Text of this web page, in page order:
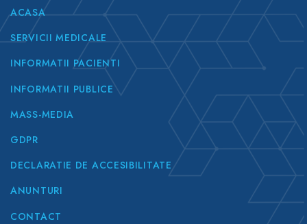
ACASA
SERVICII MEDICALE
INFORMATII PACIENTI
INFORMATII PUBLICE
MASS-MEDIA
GDPR
DECLARATIE DE ACCESIBILITATE
ANUNTURI
CONTACT